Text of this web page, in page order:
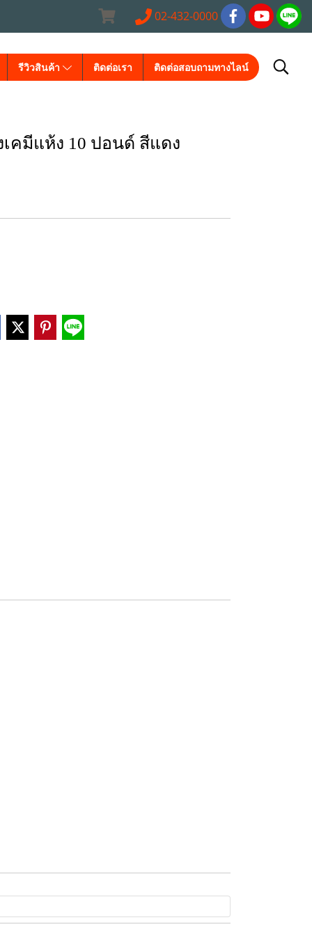
02-432-0000
รีวิวสินค้า ติดต่อเรา ติดต่อสอบถามทางไลน์
คมีแห้ง 10 ปอนด์ สีแดง